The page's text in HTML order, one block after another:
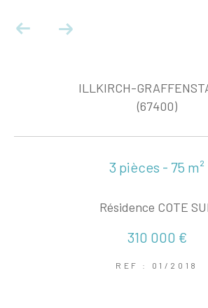
ILLKIRCH-
(67400)
3 pièces - 75 m²
Résidence COTE
310 000 €
REF : 01/2018